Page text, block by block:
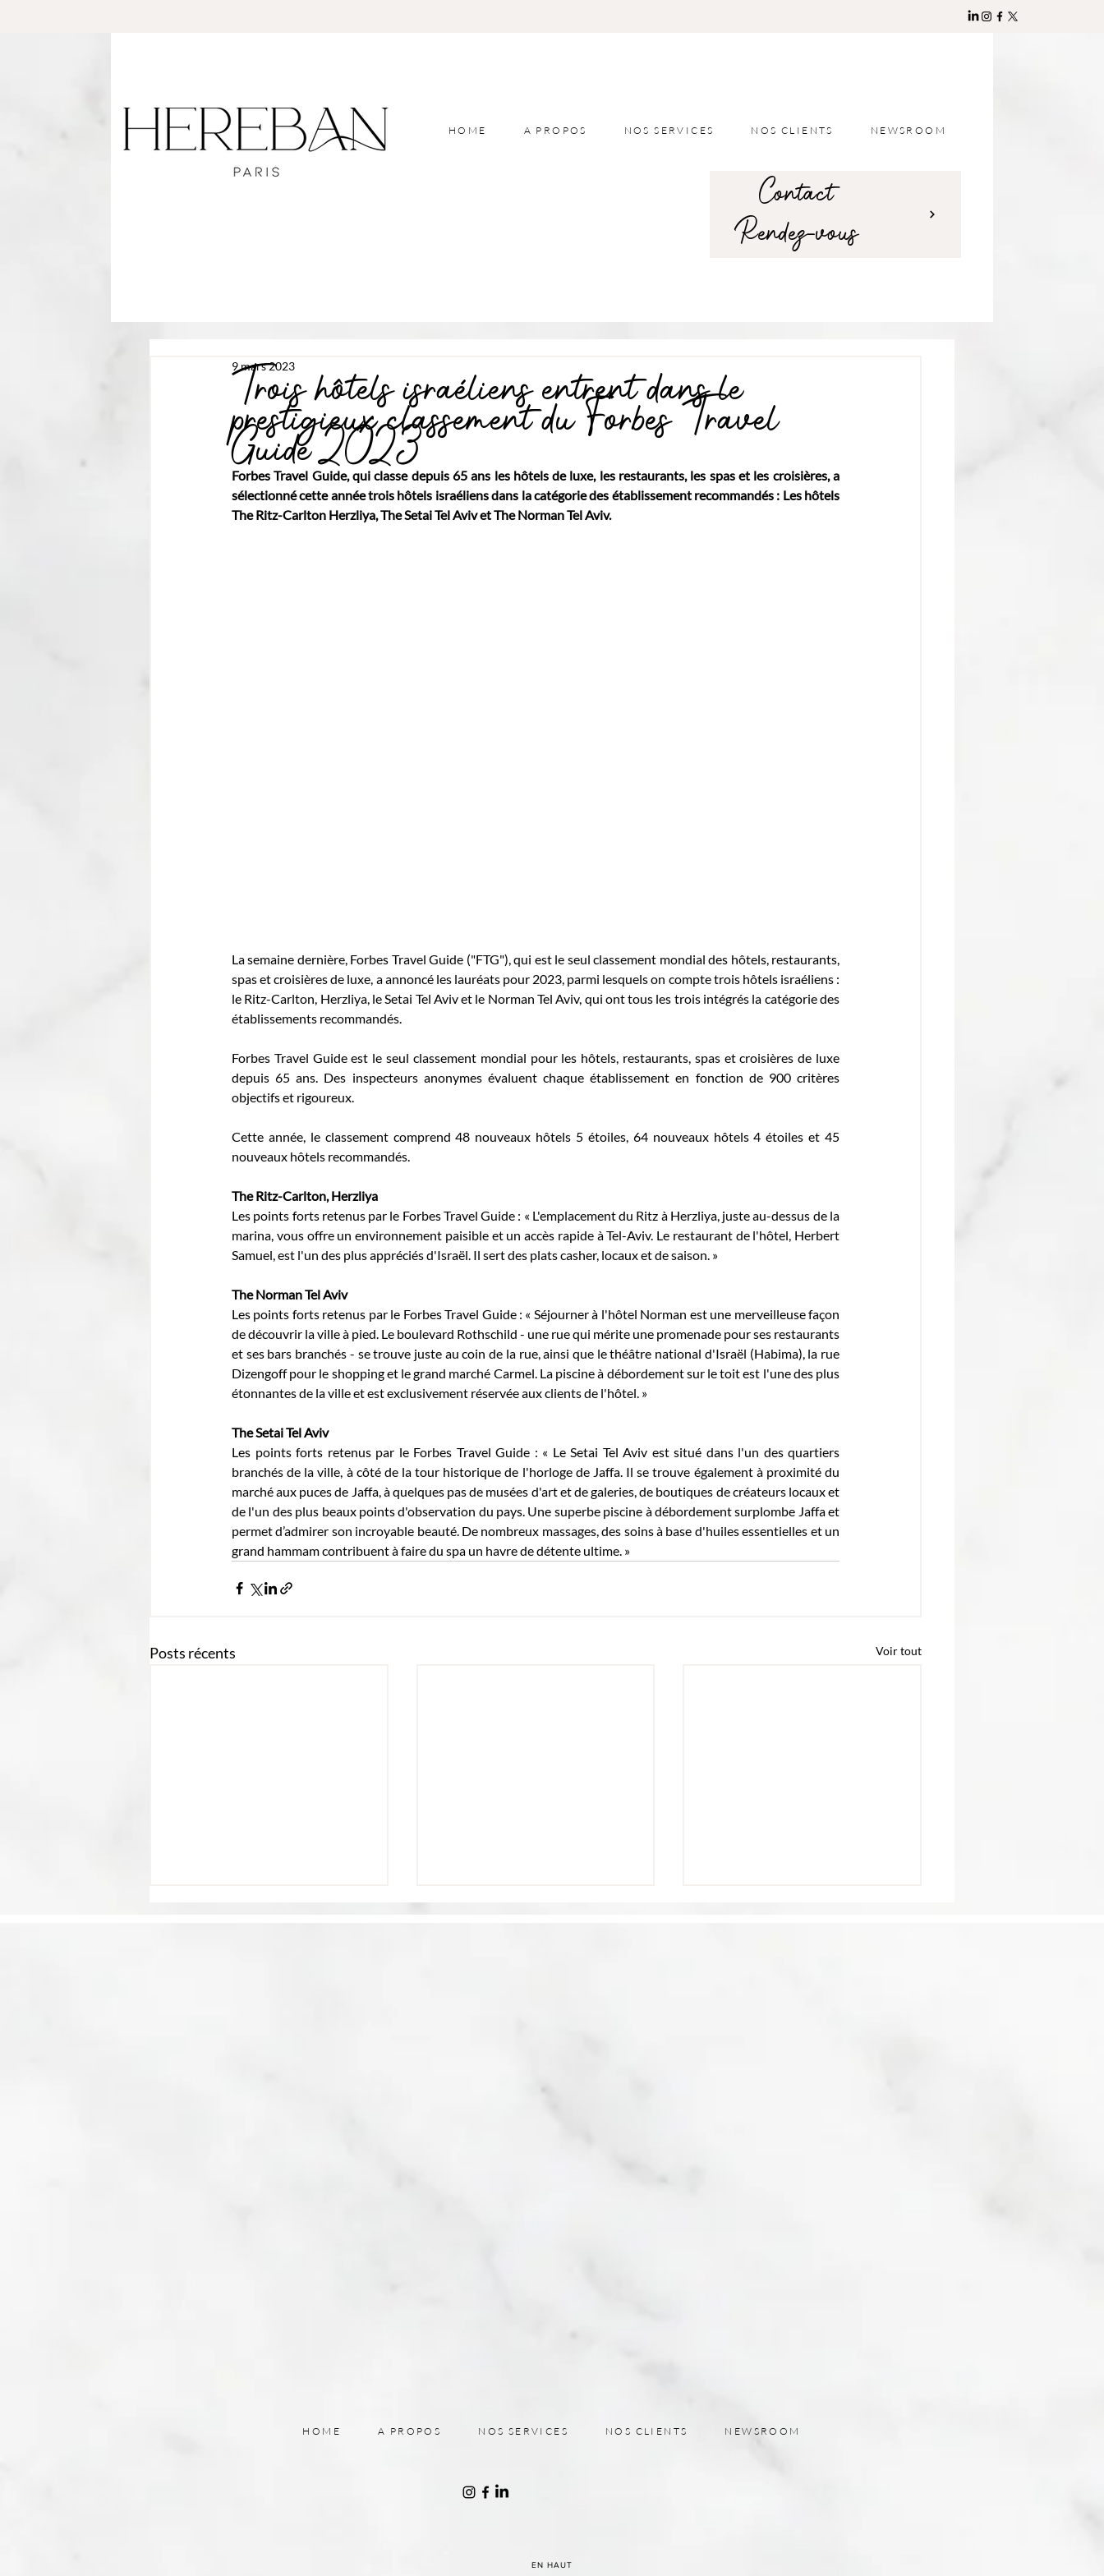
HOME A PROPOS NOS SERVICES NOS CLIENTS NEWSROOM
Rendez-vous
Contact
Trois hôtels israéliens entrent dans le
prestigieux classement du Forbes Travel
Guide 2023
9 mars 2023
Forbes Travel Guide, qui classe depuis 65 ans les hôtels de luxe, les restaurants, les spas et les croisières, a
sélectionné cette année trois hôtels israéliens dans la catégorie des établissement recommandés : Les hôtels
The Ritz-Carlton Herzliya, The Setai Tel Aviv et The Norman Tel Aviv.
La semaine dernière, Forbes Travel Guide ("FTG"), qui est le seul classement mondial des hôtels, restaurants,
spas et croisières de luxe, a annoncé les lauréats pour 2023, parmi lesquels on compte trois hôtels israéliens :
le Ritz-Carlton, Herzliya, le Setai Tel Aviv et le Norman Tel Aviv, qui ont tous les trois intégrés la catégorie des
établissements recommandés.
Forbes Travel Guide est le seul classement mondial pour les hôtels, restaurants, spas et croisières de luxe
depuis 65 ans. Des inspecteurs anonymes évaluent chaque établissement en fonction de 900 critères
objectifs et rigoureux.
Cette année, le classement comprend 48 nouveaux hôtels 5 étoiles, 64 nouveaux hôtels 4 étoiles et 45
nouveaux hôtels recommandés.
The Ritz-Carlton, Herzliya
Les points forts retenus par le Forbes Travel Guide : « L'emplacement du Ritz à Herzliya, juste au-dessus de la
marina, vous offre un environnement paisible et un accès rapide à Tel-Aviv. Le restaurant de l'hôtel, Herbert
Samuel, est l'un des plus appréciés d'Israël. Il sert des plats casher, locaux et de saison. »
The Norman Tel Aviv
Les points forts retenus par le Forbes Travel Guide : « Séjourner à l'hôtel Norman est une merveilleuse façon
de découvrir la ville à pied. Le boulevard Rothschild - une rue qui mérite une promenade pour ses restaurants
et ses bars branchés - se trouve juste au coin de la rue, ainsi que le théâtre national d'Israël (Habima), la rue
Dizengoff pour le shopping et le grand marché Carmel. La piscine à débordement sur le toit est l'une des plus
étonnantes de la ville et est exclusivement réservée aux clients de l'hôtel. »
The Setai Tel Aviv
Les points forts retenus par le Forbes Travel Guide : « Le Setai Tel Aviv est situé dans l'un des quartiers
branchés de la ville, à côté de la tour historique de l'horloge de Jaffa. Il se trouve également à proximité du
marché aux puces de Jaffa, à quelques pas de musées d'art et de galeries, de boutiques de créateurs locaux et
de l'un des plus beaux points d'observation du pays. Une superbe piscine à débordement surplombe Jaffa et
permet d’admirer son incroyable beauté. De nombreux massages, des soins à base d'huiles essentielles et un
grand hammam contribuent à faire du spa un havre de détente ultime. »
Posts récents Voir tout
Awards 2026 de
HOME A PROPOS NOS SERVICES NOS CLIENTS NEWSROOM
EN HAUT